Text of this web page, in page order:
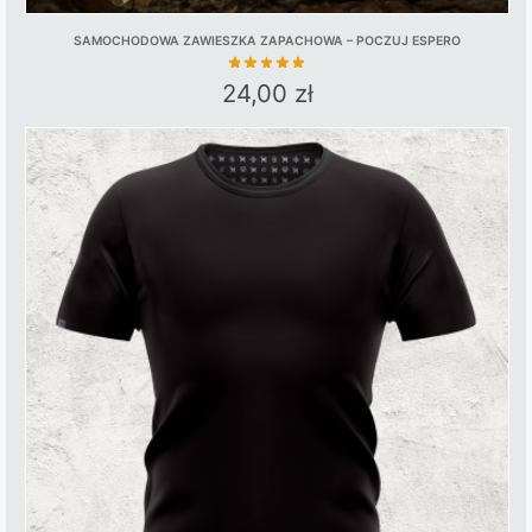
SAMOCHODOWA ZAWIESZKA ZAPACHOWA – POCZUJ ESPERO
24,00 zł